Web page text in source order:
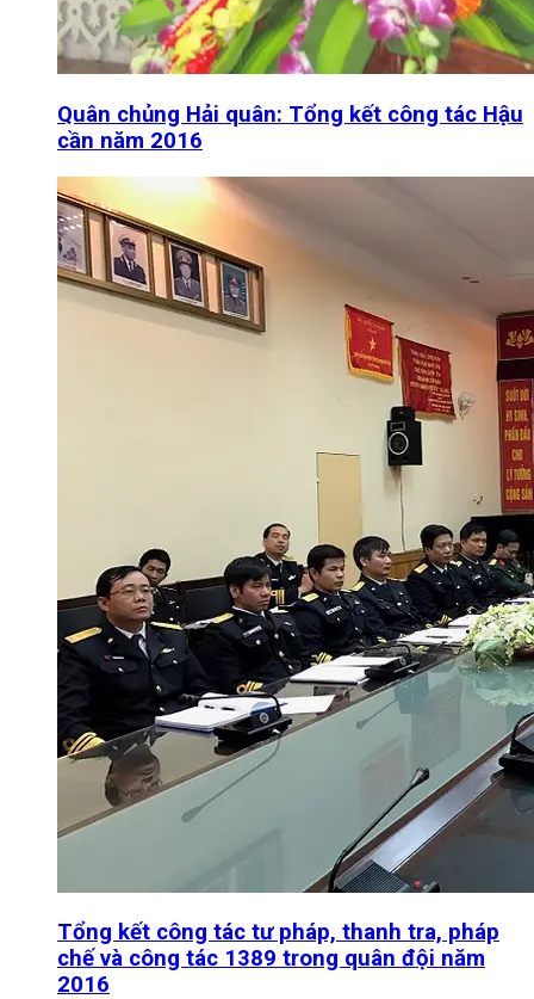
Quân chủng Hải quân: Tổng kết công tác Hậu
cần năm 2016
Tổng kết công tác tư pháp, thanh tra, pháp
chế và công tác 1389 trong quân đội năm
2016